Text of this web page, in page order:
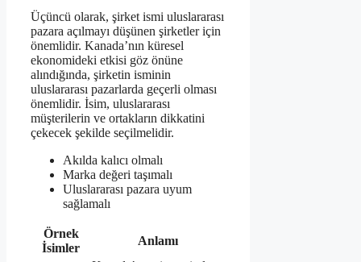
Üçüncü olarak, şirket ismi uluslararası
pazara açılmayı düşünen şirketler için
önemlidir. Kanada’nın küresel
ekonomideki etkisi göz önüne
alındığında, şirketin isminin
uluslararası pazarlarda geçerli olması
önemlidir. İsim, uluslararası
müşterilerin ve ortakların dikkatini
çekecek şekilde seçilmelidir.
Akılda kalıcı olmalı
Marka değeri taşımalı
Uluslararası pazara uyum
sağlamalı
Örnek
İsimler
Anlamı